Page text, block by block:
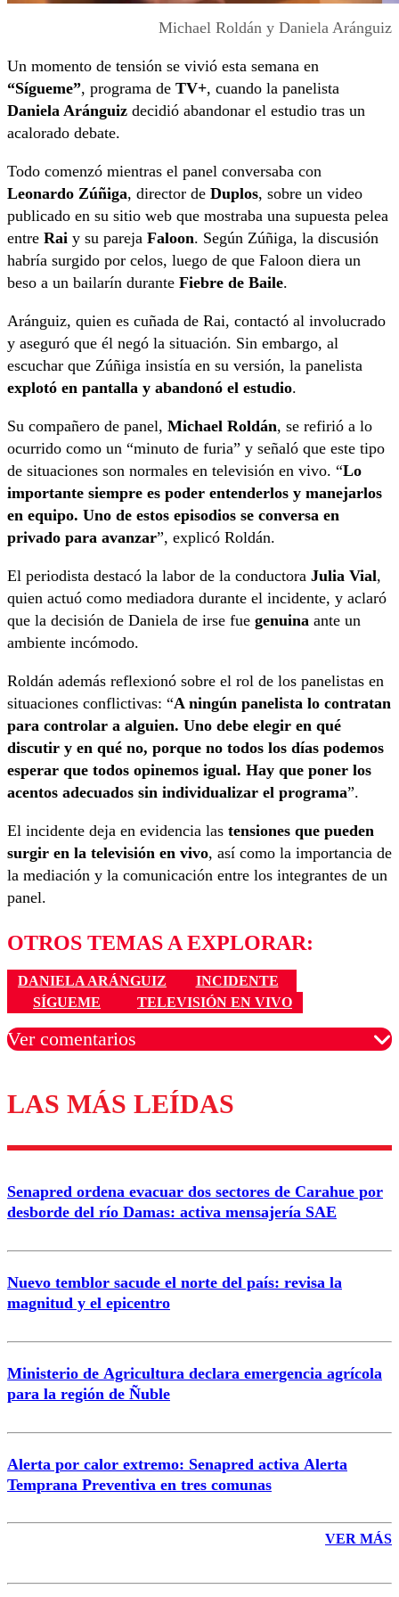
Michael Roldán y Daniela Aránguiz
Un momento de tensión se vivió esta semana en
“Sígueme”, programa de TV+, cuando la panelista
Daniela Aránguiz decidió abandonar el estudio tras un
acalorado debate.
Todo comenzó mientras el panel conversaba con
Leonardo Zúñiga, director de Duplos, sobre un video
publicado en su sitio web que mostraba una supuesta pelea
entre Rai y su pareja Faloon. Según Zúñiga, la discusión
habría surgido por celos, luego de que Faloon diera un
beso a un bailarín durante Fiebre de Baile.
Aránguiz, quien es cuñada de Rai, contactó al involucrado
y aseguró que él negó la situación. Sin embargo, al
escuchar que Zúñiga insistía en su versión, la panelista
explotó en pantalla y abandonó el estudio.
Su compañero de panel, Michael Roldán, se refirió a lo
ocurrido como un “minuto de furia” y señaló que este tipo
de situaciones son normales en televisión en vivo. “Lo
importante siempre es poder entenderlos y manejarlos
en equipo. Uno de estos episodios se conversa en
privado para avanzar”, explicó Roldán.
El periodista destacó la labor de la conductora Julia Vial,
quien actuó como mediadora durante el incidente, y aclaró
que la decisión de Daniela de irse fue genuina ante un
ambiente incómodo.
Roldán además reflexionó sobre el rol de los panelistas en
situaciones conflictivas: “A ningún panelista lo contratan
para controlar a alguien. Uno debe elegir en qué
discutir y en qué no, porque no todos los días podemos
esperar que todos opinemos igual. Hay que poner los
acentos adecuados sin individualizar el programa”.
El incidente deja en evidencia las tensiones que pueden
surgir en la televisión en vivo, así como la importancia de
la mediación y la comunicación entre los integrantes de un
panel.
OTROS TEMAS A EXPLORAR:
DANIELA ARÁNGUIZ
INCIDENTE
SÍGUEME
TELEVISIÓN EN VIVO
Ver comentarios
Los comentarios son moderados para garantizar un
diálogo respetuoso.
Correo
LAS MÁS LEÍDAS
Senapred ordena evacuar dos sectores de Carahue por
desborde del río Damas: activa mensajería SAE
Nuevo temblor sacude el norte del país: revisa la
magnitud y el epicentro
Ministerio de Agricultura declara emergencia agrícola
para la región de Ñuble
Alerta por calor extremo: Senapred activa Alerta
Temprana Preventiva en tres comunas
VER MÁS